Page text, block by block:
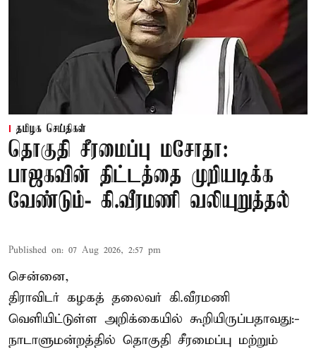
தமிழக செய்திகள்
தொகுதி சீரமைப்பு மசோதா:
பாஜகவின் திட்டத்தை முறியடிக்க
வேண்டும்- கி.வீரமணி வலியுறுத்தல்
Published on: 07 Aug 2026, 2:57 pm
சென்னை,
திராவிடர் கழகத் தலைவர் கி.வீரமணி
வெளியிட்டுள்ள அறிக்கையில் கூறியிருப்பதாவது:-
நாடாளுமன்றத்தில் தொகுதி சீரமைப்பு மற்றும்